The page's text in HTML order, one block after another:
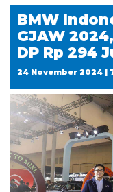
BMW
GJAW
DP Rp 294
24 November 2024 |